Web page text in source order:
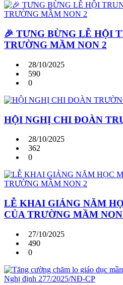
🎉 TƯNG BỪNG LỄ HỘI
TRƯỜNG MẦM NON 2
28/10/2025
590
0
HỘI NGHỊ CHI ĐOÀN
28/10/2025
362
0
LỄ KHAI GIẢNG NĂM
CỦA TRƯỜNG MẦM
27/10/2025
490
0